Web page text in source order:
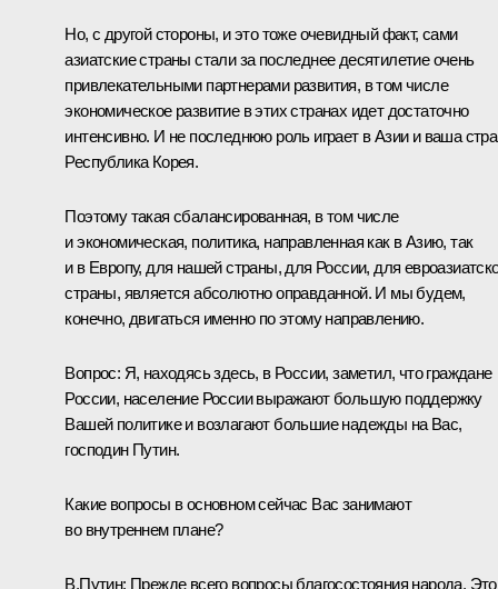
Но, с другой стороны, и это тоже очевидный факт, сами
азиатские страны стали за последнее десятилетие очень
привлекательными партнерами развития, в том числе
экономическое развитие в этих странах идет достаточно
интенсивно. И не последнюю роль играет в Азии и ваша
Республика Корея.
Поэтому такая сбалансированная, в том числе
и экономическая, политика, направленная как в Азию, так
и в Европу, для нашей страны, для России, для
страны, является абсолютно оправданной. И мы будем,
конечно, двигаться именно по этому направлению.
Вопрос: Я, находясь здесь, в России, заметил, что граждане
России, население России выражают большую поддержку
Вашей политике и возлагают большие надежды на Вас,
господин Путин.
Какие вопросы в основном сейчас Вас занимают
во внутреннем плане?
В.Путин: Прежде всего вопросы благосостояния народа. Это